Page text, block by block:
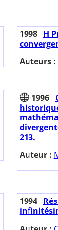
1998
H
Auteurs :
1996
213.
Auteur :
1994